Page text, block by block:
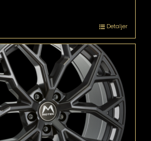
Detaljer